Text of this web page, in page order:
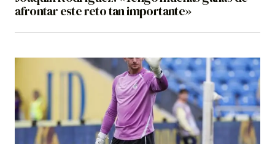
afrontar este reto tan importante»